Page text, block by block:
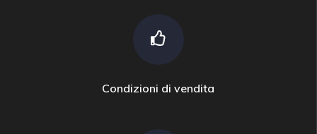
Condizioni di vendita